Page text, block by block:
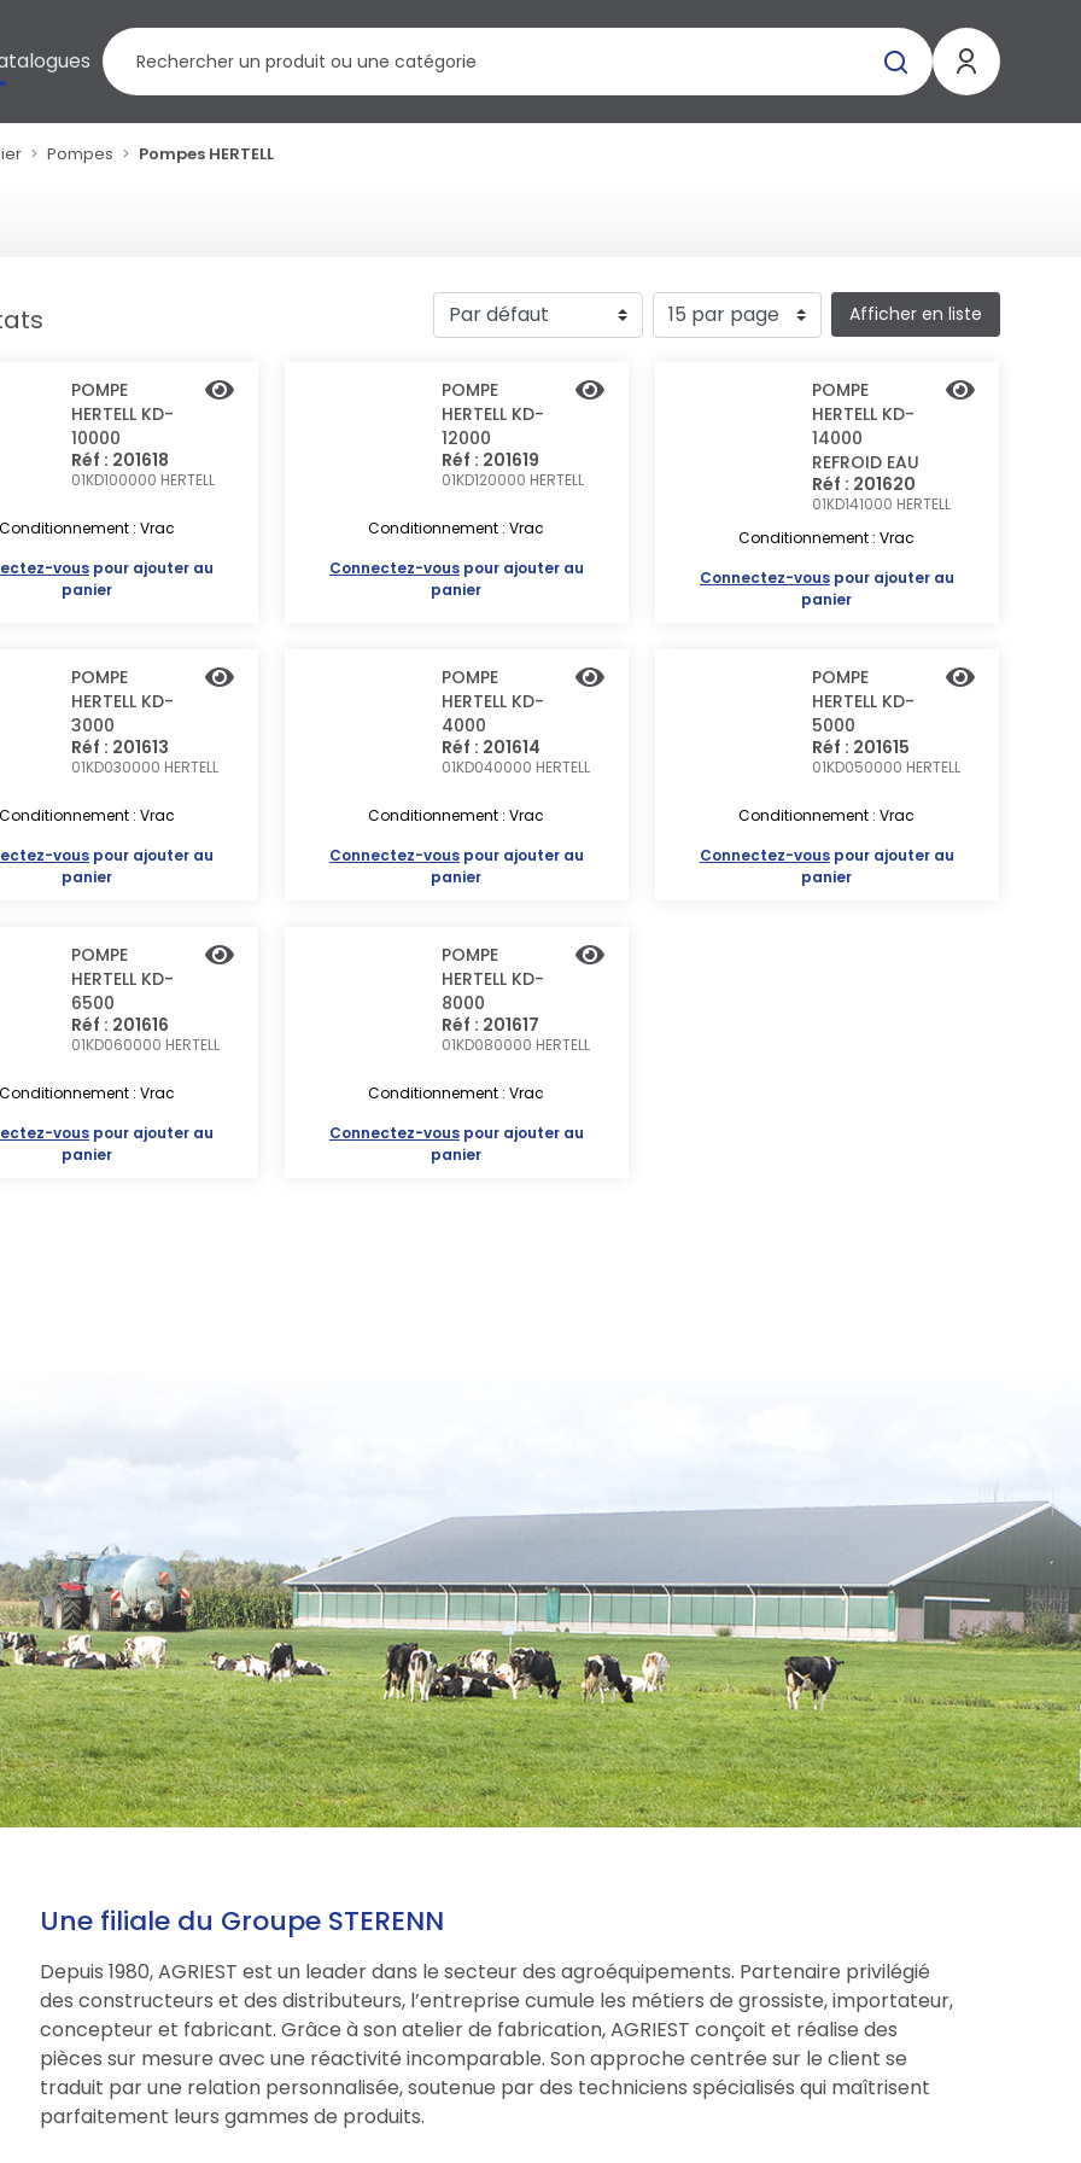
Pompes Pompes HERTELL
Afficher en liste
POMPE
HERTELL KD-
10000
Réf : 201618
01KD100000 HERTELL
: Vrac
vous pour ajouter au
panier
POMPE
HERTELL KD-
12000
Réf : 201619
01KD120000 HERTELL
Conditionnement : Vrac
Connectez-vouspour ajouter au
panier
POMPE
HERTELL KD-
14000
REFROID EAU
Réf : 201620
01KD141000 HERTELL
Conditionnement : Vrac
Connectez-vouspour ajouter au
panier
POMPE
HERTELL KD-
3000
Réf : 201613
01KD030000 HERTELL
: Vrac
vous pour ajouter au
panier
POMPE
HERTELL KD-
4000
Réf : 201614
01KD040000 HERTELL
Conditionnement : Vrac
Connectez-vouspour ajouter au
panier
POMPE
HERTELL KD-
5000
Réf : 201615
01KD050000 HERTELL
Conditionnement : Vrac
Connectez-vouspour ajouter au
panier
POMPE
HERTELL KD-
6500
Réf : 201616
01KD060000 HERTELL
: Vrac
vous pour ajouter au
panier
POMPE
HERTELL KD-
8000
Réf : 201617
01KD080000 HERTELL
Conditionnement : Vrac
Connectez-vouspour ajouter au
panier
Une filiale du Groupe STERENN
Depuis 1980, AGRIEST est un leader dans le secteur des agroéquipements. Partenaire privilégié
des constructeurs et des distributeurs, l’entreprise cumule les métiers de grossiste, importateur,
concepteur et fabricant. Grâce à son atelier de fabrication, AGRIEST conçoit et réalise des
pièces sur mesure avec une réactivité incomparable. Son approche centrée sur le client se
traduit par une relation personnalisée, soutenue par des techniciens spécialisés qui maîtrisent
parfaitement leurs gammes de produits.